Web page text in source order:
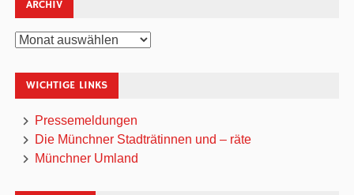
ARCHIV
Archiv
WICHTIGE LINKS
Pressemeldungen
Die Münchner Stadträtinnen und – räte
Münchner Umland